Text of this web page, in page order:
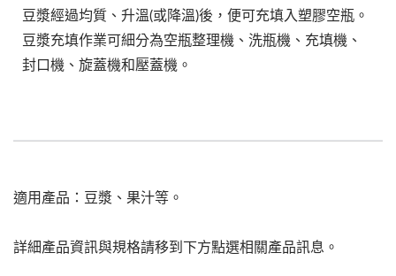
豆漿經過均質、升溫(或降溫)後，便可充填入塑膠空瓶。
豆漿充填作業可細分為空瓶整理機、洗瓶機、充填機、
封口機、旋蓋機和壓蓋機。
適用產品：豆漿、果汁等。
詳細產品資訊與規格請移到下方點選相關產品訊息。